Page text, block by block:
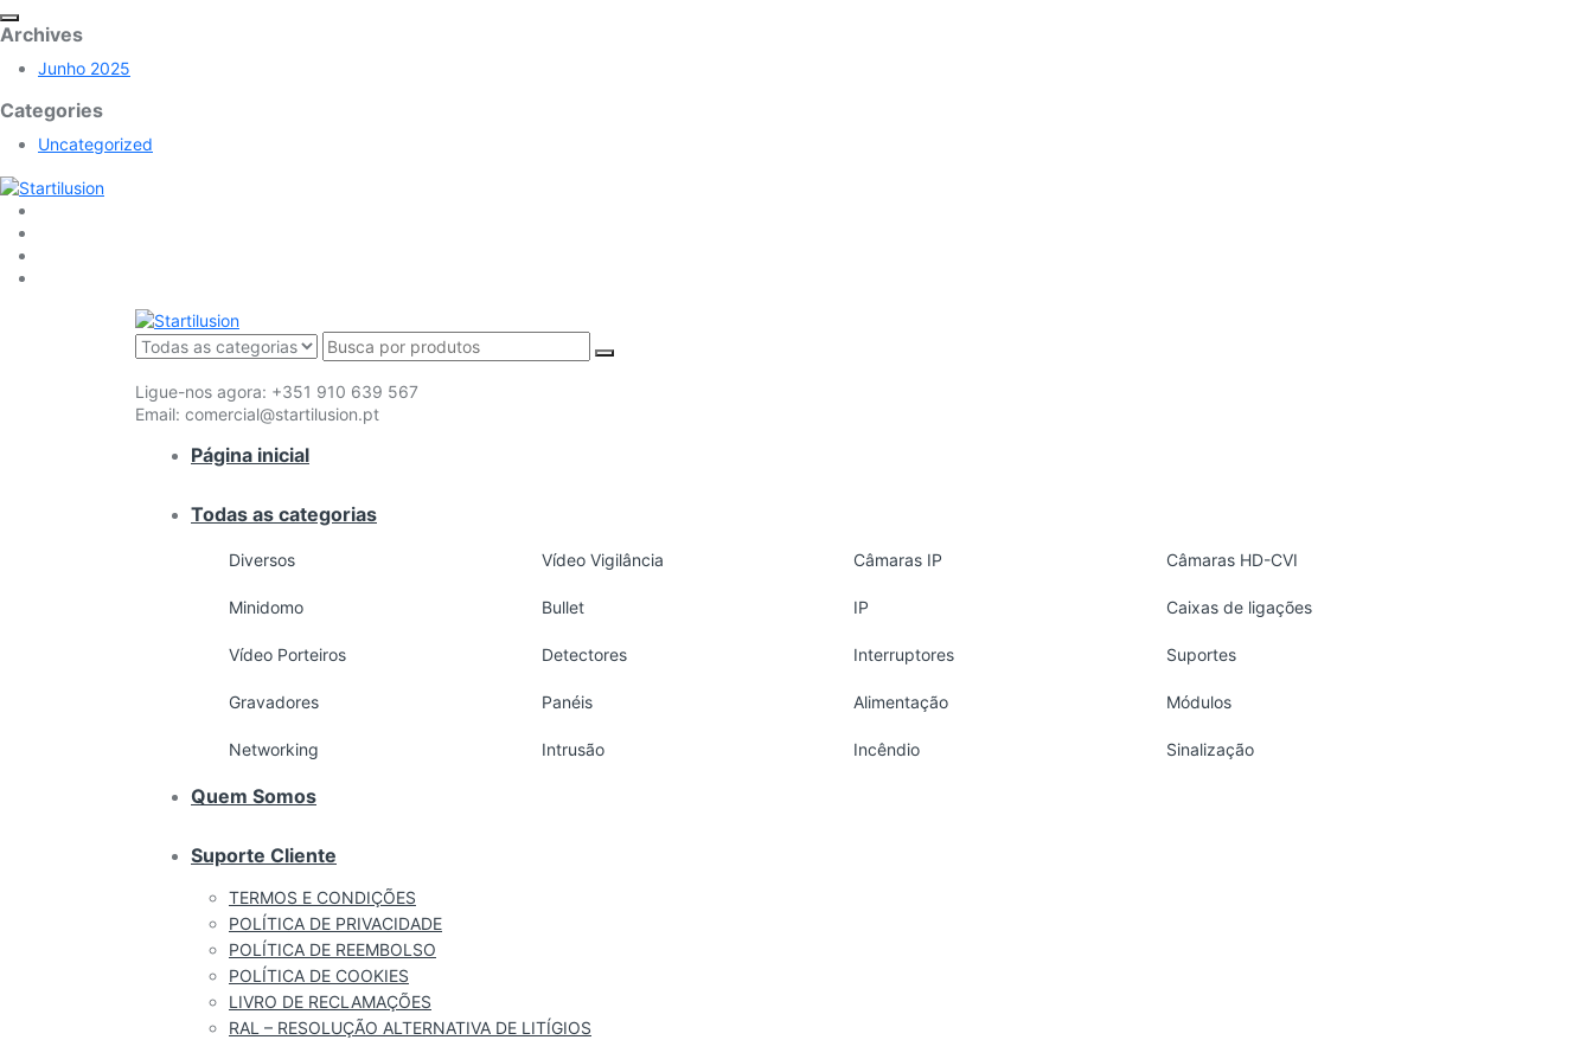
Archives
Junho 2025
Categories
Uncategorized
Ligue-nos agora: +351 910 639 567
Email: comercial@startilusion.pt
Página inicial
Todas as categorias
Diversos Vídeo Vigilância Câmaras IP Câmaras HD-CVI
Minidomo Bullet IP Caixas de ligações
Vídeo Porteiros Detectores Interruptores Suportes
Gravadores Panéis Alimentação Módulos
Networking Intrusão Incêndio Sinalização
Quem Somos
Suporte Cliente
TERMOS E CONDIÇÕES
POLÍTICA DE PRIVACIDADE
POLÍTICA DE REEMBOLSO
POLÍTICA DE COOKIES
LIVRO DE RECLAMAÇÕES
RAL – RESOLUÇÃO ALTERNATIVA DE LITÍGIOS